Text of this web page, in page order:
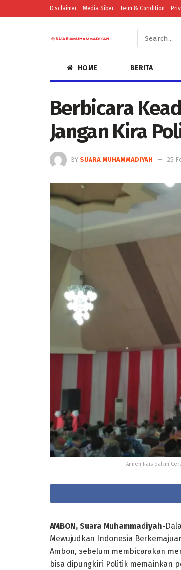
Disclaimer Media Siber Term & Condition
HOME BERITA
Berbicara
Jangan Kira
BY SUARA MUHAMMADIYAH 25
Amien Rais dalam
AMBON, Suara Muhammadiyah-
Mewujudkan Indonesia
Ambon, sebelum membicarakan
bisa dipungkiri Politik memainkan